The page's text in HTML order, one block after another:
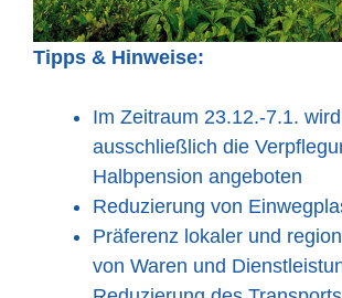
Tipps & Hinweise:
Im Zeitraum 23.12.-7.1. wird
ausschließlich die
Halbpension angeboten
Reduzierung von
Präferenz lokaler und
von Waren und